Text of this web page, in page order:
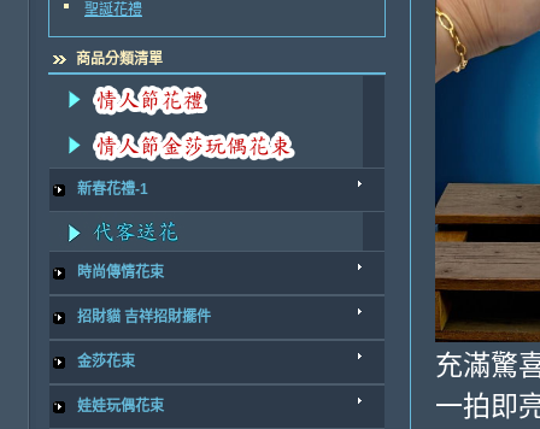
聖誕花禮
商品分類清單
新春花禮-1
時尚傳情花束
招財貓 吉祥招財擺件
金莎花束
娃娃玩偶花束
充滿驚
一拍即